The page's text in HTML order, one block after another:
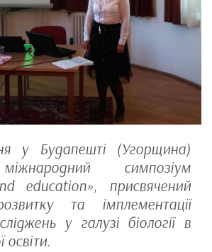
у Будапешті (Угорщина)
симпозіум
education», присвячений
та імплементації
у галузі біології в
освіти.